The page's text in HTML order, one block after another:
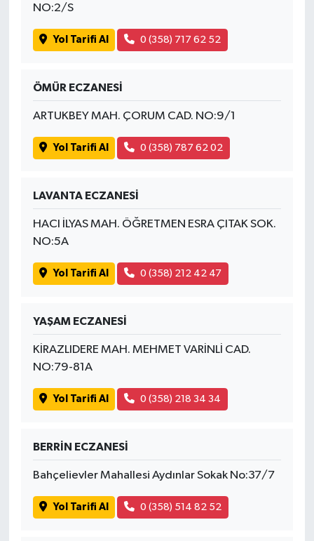
NO:2/S
Yol Tarifi Al 0 (358) 717 62 52
ÖMÜR ECZANESİ
ARTUKBEY MAH. ÇORUM CAD. NO:9/1
Yol Tarifi Al 0 (358) 787 62 02
LAVANTA ECZANESİ
HACI İLYAS MAH. ÖĞRETMEN ESRA ÇITAK SOK.
NO:5A
Yol Tarifi Al 0 (358) 212 42 47
YAŞAM ECZANESİ
KİRAZLIDERE MAH. MEHMET VARİNLİ CAD.
NO:79-81A
Yol Tarifi Al 0 (358) 218 34 34
BERRİN ECZANESİ
Bahçelievler Mahallesi Aydınlar Sokak No:37/7
Yol Tarifi Al 0 (358) 514 82 52